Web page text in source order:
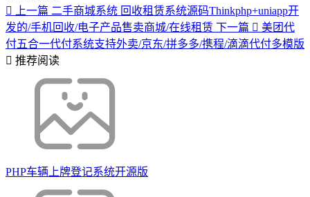
上一篇 二手商城系统 回收租赁系统源码Thinkphp+uniapp开
发的/手机回收/电子产品售卖商城/在线租赁 下一篇
美团代
付五合一代付系统支持外卖/京东/拼多多/携程/滴滴代付多模版
推荐阅读
PHP车辆上牌登记系统开源版